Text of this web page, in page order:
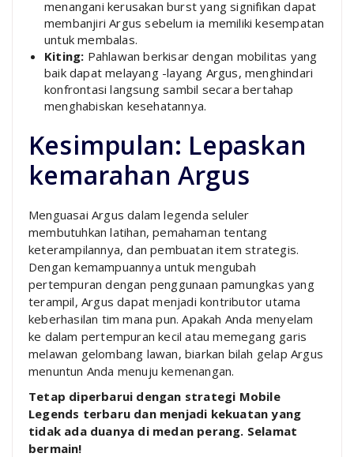
menangani kerusakan burst yang signifikan dapat
membanjiri Argus sebelum ia memiliki kesempatan
untuk membalas.
Kiting: Pahlawan berkisar dengan mobilitas yang
baik dapat melayang -layang Argus, menghindari
konfrontasi langsung sambil secara bertahap
menghabiskan kesehatannya.
Kesimpulan: Lepaskan
kemarahan Argus
Menguasai Argus dalam legenda seluler
membutuhkan latihan, pemahaman tentang
keterampilannya, dan pembuatan item strategis.
Dengan kemampuannya untuk mengubah
pertempuran dengan penggunaan pamungkas yang
terampil, Argus dapat menjadi kontributor utama
keberhasilan tim mana pun. Apakah Anda menyelam
ke dalam pertempuran kecil atau memegang garis
melawan gelombang lawan, biarkan bilah gelap Argus
menuntun Anda menuju kemenangan.
Tetap diperbarui dengan strategi Mobile
Legends terbaru dan menjadi kekuatan yang
tidak ada duanya di medan perang. Selamat
bermain!